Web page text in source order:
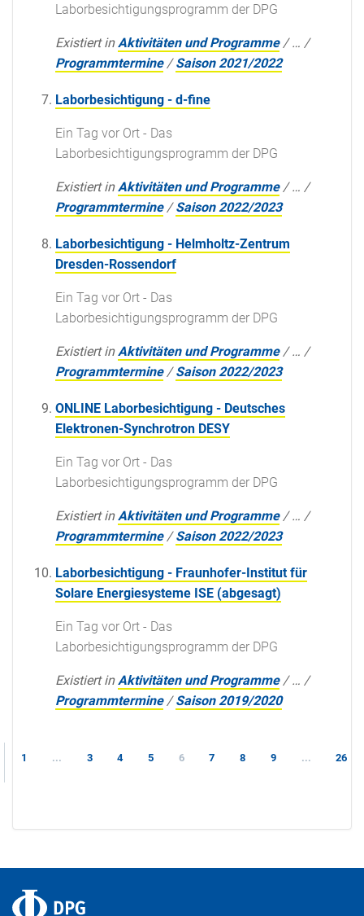
Laborbesichtigungsprogramm der DPG
Existiert in Aktivitäten und Programme /… /
Programmtermine /Saison 2021/2022
Laborbesichtigung - d-fine
Ein Tag vor Ort - Das
Laborbesichtigungsprogramm der DPG
Existiert in Aktivitäten und Programme /… /
Programmtermine /Saison 2022/2023
Laborbesichtigung - Helmholtz-Zentrum
Dresden-Rossendorf
Ein Tag vor Ort - Das
Laborbesichtigungsprogramm der DPG
Existiert in Aktivitäten und Programme /… /
Programmtermine /Saison 2022/2023
ONLINE Laborbesichtigung - Deutsches
Elektronen-Synchrotron DESY
Ein Tag vor Ort - Das
Laborbesichtigungsprogramm der DPG
Existiert in Aktivitäten und Programme /… /
Programmtermine /Saison 2022/2023
Laborbesichtigung - Fraunhofer-Institut für
Solare Energiesysteme ISE (abgesagt)
Ein Tag vor Ort - Das
Laborbesichtigungsprogramm der DPG
Existiert in Aktivitäten und Programme /… /
Programmtermine /Saison 2019/2020
1 ... 3 4 5 6 7 8 9 ... 26